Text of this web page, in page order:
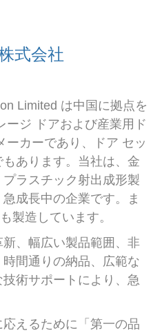
式会社
Limited は中国に拠点を
ージ ドアおよび産業用ド
ーカーであり、ドア セッ
もあります。当社は、金
ラスチック射出成形製
成長中の企業です。ま
製造しています。
、幅広い製品範囲、非
間通りの納品、広範な
術サポートにより、急
えるために「第一の品